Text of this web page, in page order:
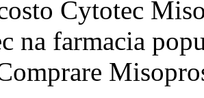
Cytotec
na farmacia